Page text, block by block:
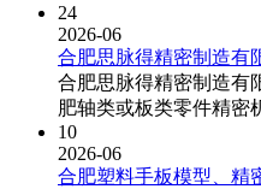
24
2026-06
合肥思脉得精密制造有
合肥思脉得精密制造有
肥轴类或板类零件精密
10
2026-06
合肥塑料手板模型、精